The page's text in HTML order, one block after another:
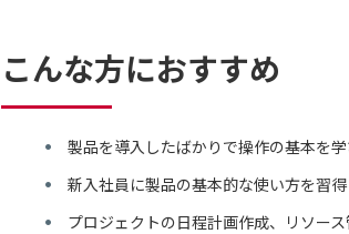
こんな方におすすめ
製品を導入したばかりで操作の基本を
新入社員に製品の基本的な使い方を習
プロジェクトの日程計画作成、リソー